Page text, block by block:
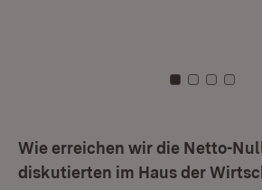
Zu Kachel: 0
ZuZuZu
Wie erreichen wir die Netto-
diskutierten im Haus der